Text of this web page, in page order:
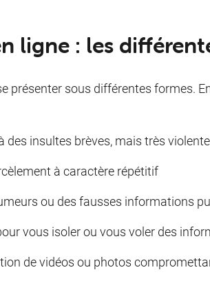
ligne : les
présenter sous différentes formes.
des insultes brèves, mais très
à caractère répétitif
ou des fausses informations
vous isoler ou vous voler des
de vidéos ou photos